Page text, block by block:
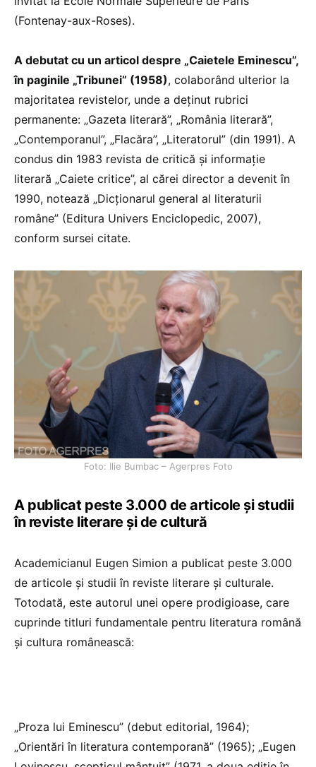
(Fontenay-aux-Roses).
A debutat cu un articol despre „Caietele Eminescu”,
în paginile „Tribunei” (1958), colaborând ulterior la
majoritatea revistelor, unde a deţinut rubrici
permanente: „Gazeta literară”, „România literară”,
„Contemporanul”, „Flacăra”, „Literatorul” (din 1991). A
condus din 1983 revista de critică şi informaţie
literară „Caiete critice”, al cărei director a devenit în
1990, notează „Dicţionarul general al literaturii
române” (Editura Univers Enciclopedic, 2007),
conform sursei citate.
Foto: Ilie Bumbac – Agerpres Foto
A publicat peste 3.000 de articole și studii
în reviste literare și de cultură
Academicianul Eugen Simion a publicat peste 3.000
de articole şi studii în reviste literare şi culturale.
Totodată, este autorul unei opere prodigioase, care
cuprinde titluri fundamentale pentru literatura română
şi cultura românească:
„Proza lui Eminescu” (debut editorial, 1964);
„Orientări în literatura contemporană” (1965); „Eugen